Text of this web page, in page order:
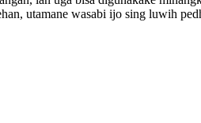
utamane wasabi ijo sing luwih